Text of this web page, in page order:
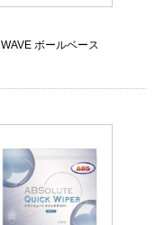
WAVE ボールベース